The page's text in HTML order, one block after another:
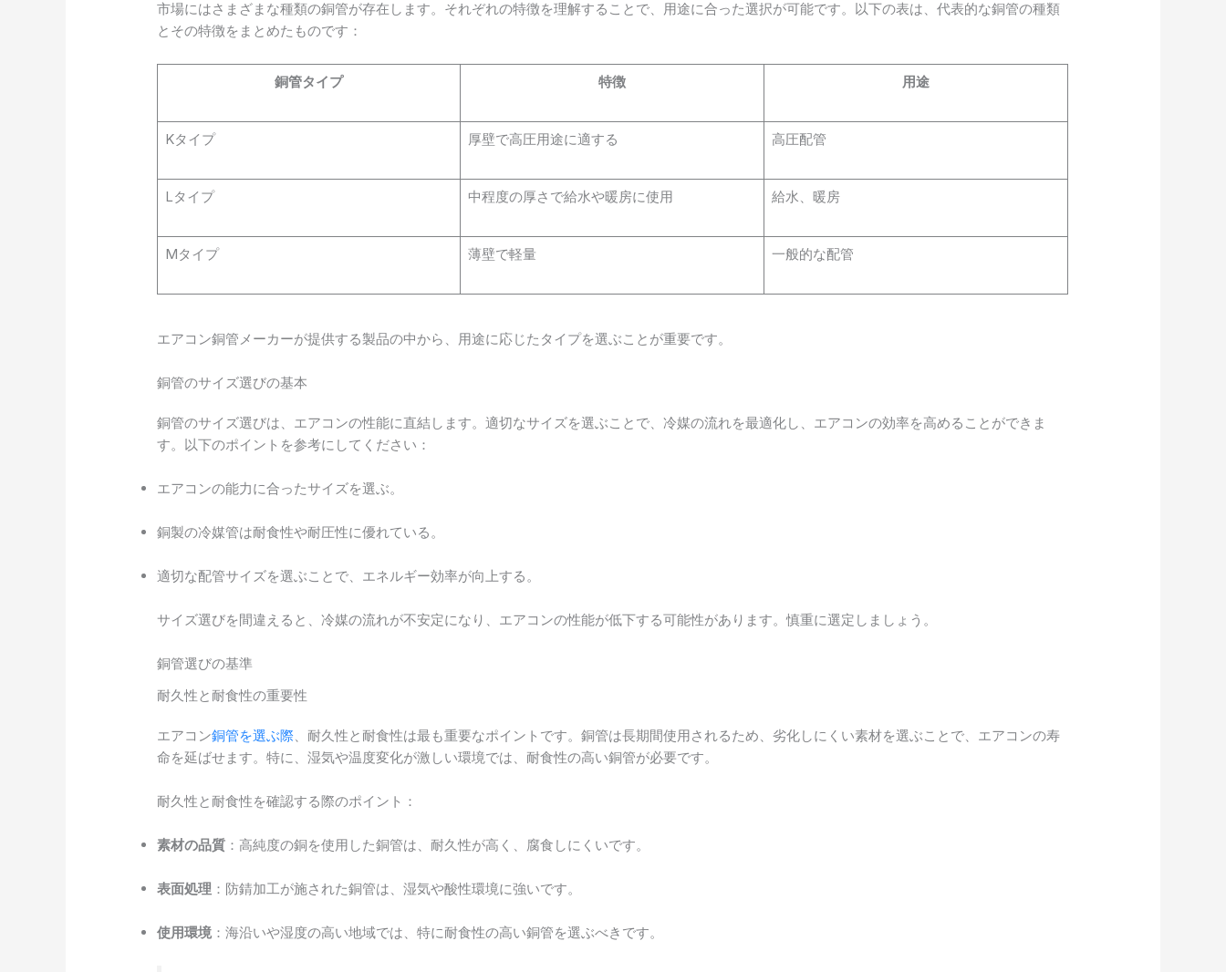
市場にはさまざまな種類の銅管が存在します。それぞれの特徴を理解することで、用途に合った選択が可能です。以下の表は、代表的な銅管の種類
とその特徴をまとめたものです：
銅管タイプ 特徴 用途
Kタイプ 厚壁で高圧用途に適する 高圧配管
Lタイプ 中程度の厚さで給水や暖房に使用 給水、暖房
Mタイプ 薄壁で軽量 一般的な配管
エアコン銅管メーカーが提供する製品の中から、用途に応じたタイプを選ぶことが重要です。
銅管のサイズ選びの基本
銅管のサイズ選びは、エアコンの性能に直結します。適切なサイズを選ぶことで、冷媒の流れを最適化し、エアコンの効率を高めることができま
す。以下のポイントを参考にしてください：
エアコンの能力に合ったサイズを選ぶ。
銅製の冷媒管は耐食性や耐圧性に優れている。
適切な配管サイズを選ぶことで、エネルギー効率が向上する。
サイズ選びを間違えると、冷媒の流れが不安定になり、エアコンの性能が低下する可能性があります。慎重に選定しましょう。
銅管選びの基準
耐久性と耐食性の重要性
エアコン銅管を選ぶ際 、耐久性と耐食性は最も重要なポイントです。銅管は長期間使用されるため、劣化しにくい素材を選ぶことで、エアコンの寿
命を延ばせます。特に、湿気や温度変化が激しい環境では、耐食性の高い銅管が必要です。
耐久性と耐食性を確認する際のポイント：
素材の品質 ：高純度の銅を使用した銅管は、耐久性が高く、腐食しにくいです。
表面処理 ：防錆加工が施された銅管は、湿気や酸性環境に強いです。
使用環境 ：海沿いや湿度の高い地域では、特に耐食性の高い銅管を選ぶべきです。